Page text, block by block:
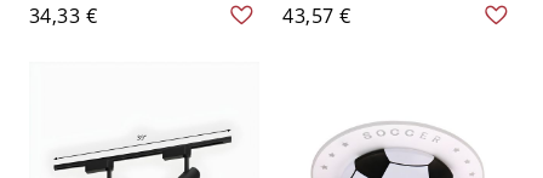
con diseño de jaula
hexagonal para sala de
34,33 €
simple con montaje
empotrado de 1 luz y
43,57 €